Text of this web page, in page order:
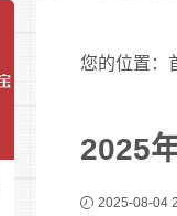
您的位置：
2025
2025-08-04